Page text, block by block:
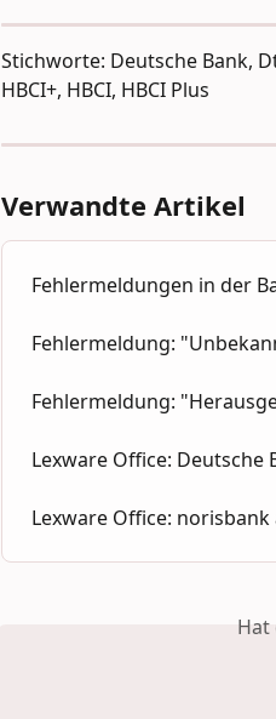
Stichworte: Deutsche Bank,
HBCI+, HBCI, HBCI Plus
Verwandte Artikel
Fehlermeldungen in der
Fehlermeldung:
Fehlermeldung:
Lexware Office: Deutsche
Lexware Office:
Hat